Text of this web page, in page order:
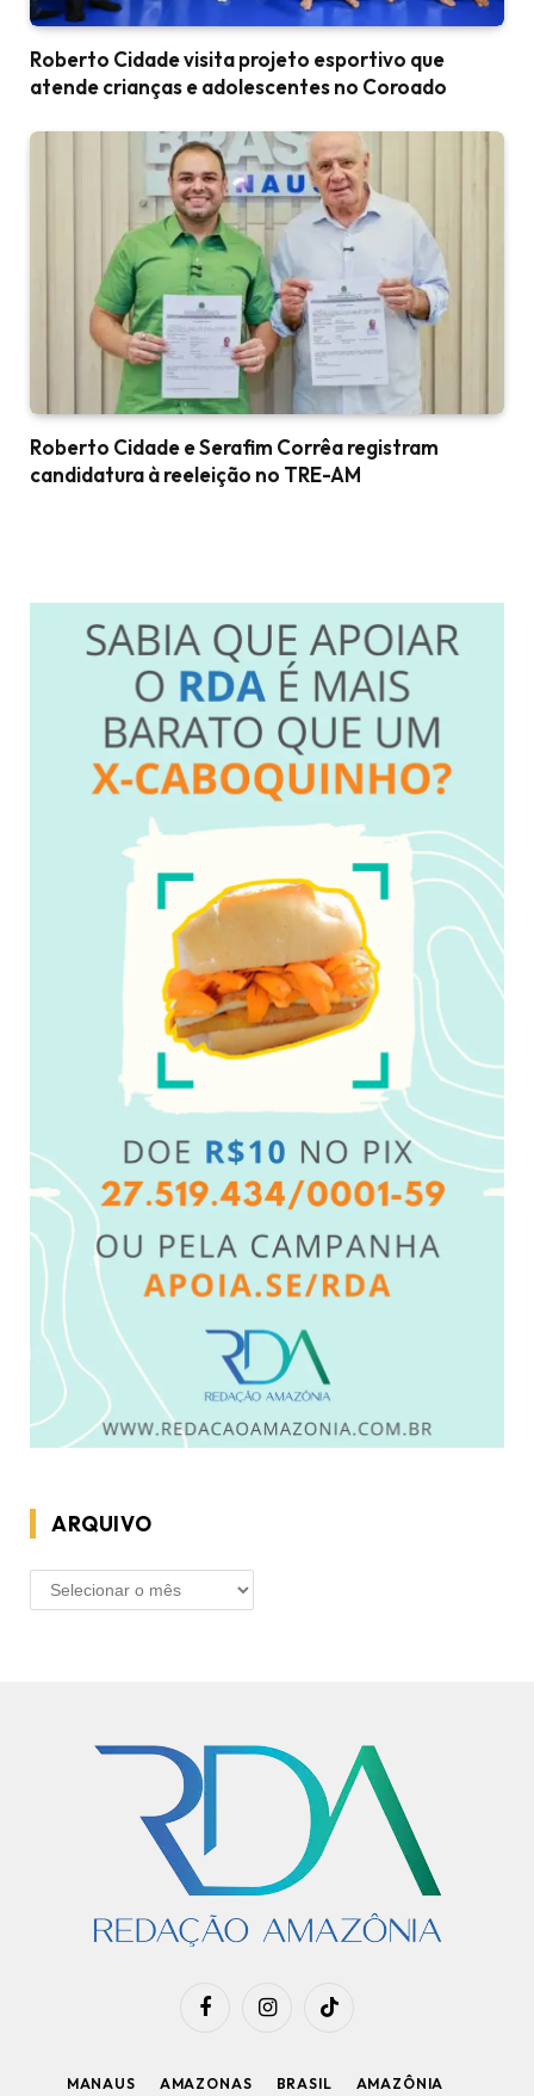
Roberto Cidade visita projeto esportivo que
atende crianças e adolescentes no Coroado
Roberto Cidade e Serafim Corrêa registram
candidatura à reeleição no TRE-AM
ARQUIVO
ARQUIVO
FacebookInstagramTikTok
MANAUS AMAZONAS BRASIL AMAZÔNIA